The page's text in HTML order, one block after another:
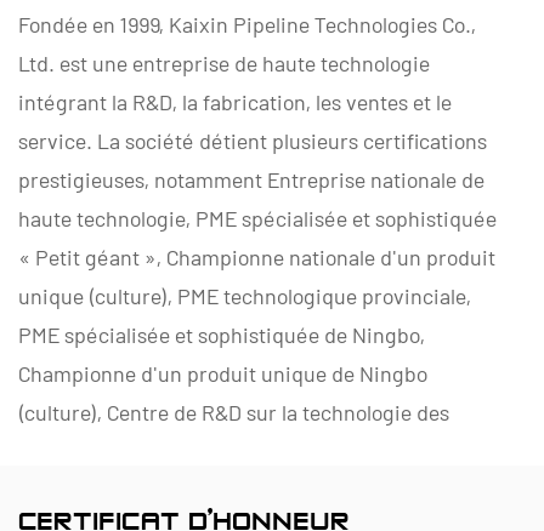
Fondée en 1999, Kaixin Pipeline Technologies Co.,
Ltd. est une entreprise de haute technologie
intégrant la R&D, la fabrication, les ventes et le
service. La société détient plusieurs certifications
prestigieuses, notamment Entreprise nationale de
haute technologie, PME spécialisée et sophistiquée
« Petit géant », Championne nationale d'un produit
unique (culture), PME technologique provinciale,
PME spécialisée et sophistiquée de Ningbo,
Championne d'un produit unique de Ningbo
(culture), Centre de R&D sur la technologie des
CERTIFICAT D'HONNEUR